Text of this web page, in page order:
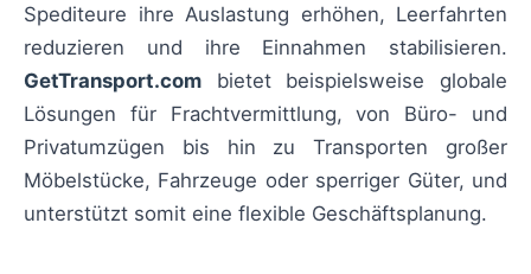
Spediteure ihre Auslastung erhöhen, Leerfahrten
reduzieren und ihre Einnahmen stabilisieren.
GetTransport.com bietet beispielsweise globale
Lösungen für Frachtvermittlung, von Büro- und
Privatumzügen bis hin zu Transporten großer
Möbelstücke, Fahrzeuge oder sperriger Güter, und
unterstützt somit eine flexible Geschäftsplanung.